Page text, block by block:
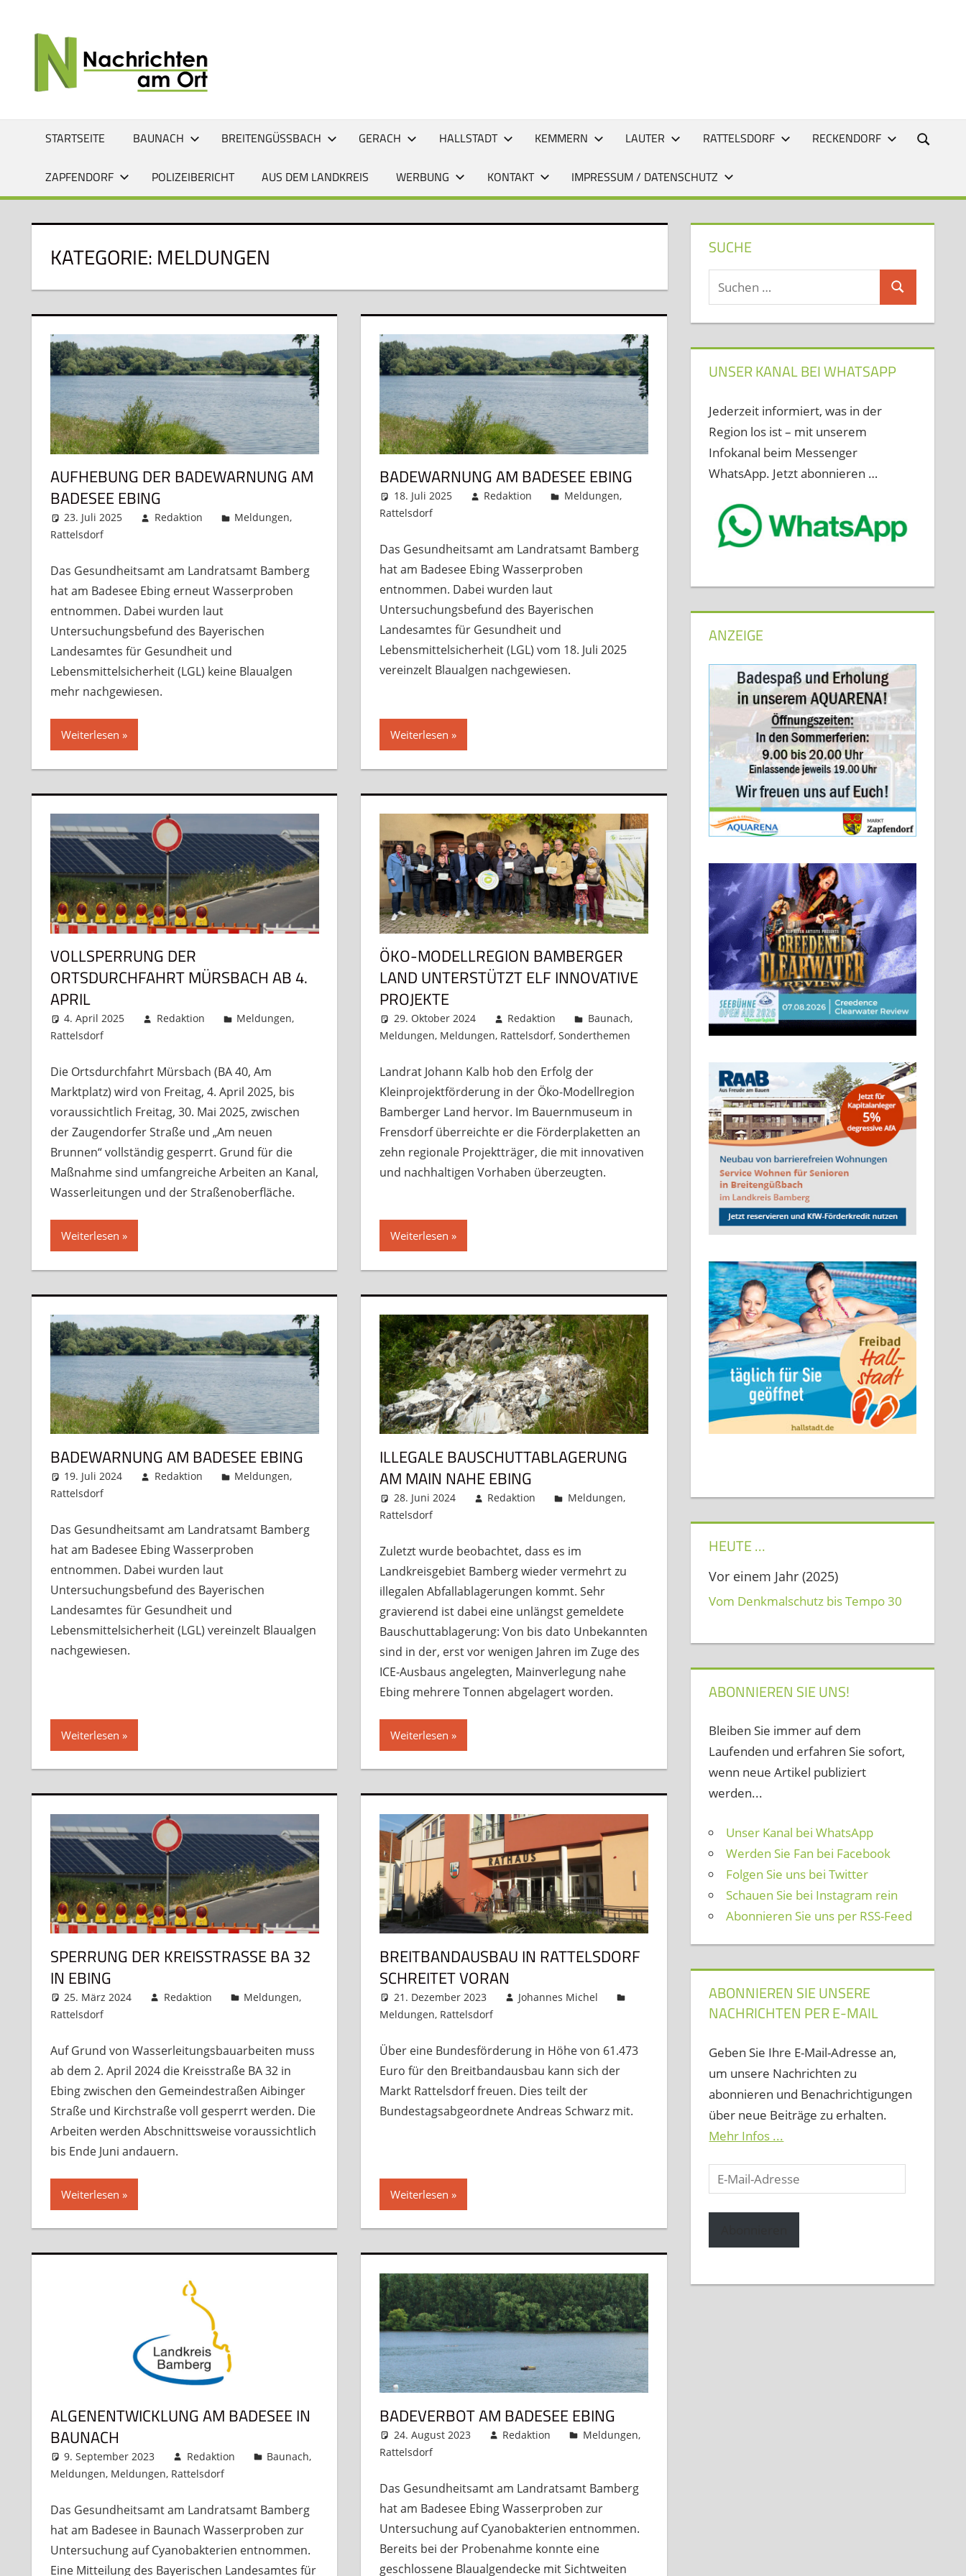
ORT
Lokale
News
Baunach,
Hallstadt,
Lauter,
Rattelsdorf,
Reckendorf
Zapfendorf
STARTSEITE BAUNACH BREITENGÜSSBACH GERACH HALLSTADT KEMMERN LAUTER RATTELSDORF RECKENDORF
ZAPFENDORF POLIZEIBERICHT AUS DEM LANDKREIS WERBUNG KONTAKT IMPRESSUM / DATENSCHUTZ
KATEGORIE: MELDUNGEN
AUFHEBUNG DER BADEWARNUNG AM
BADESEE EBING
23. Juli 2025 Redaktion Meldungen,
Rattelsdorf
Das Gesundheitsamt am Landratsamt Bamberg
hat am Badesee Ebing erneut Wasserproben
entnommen. Dabei wurden laut
Untersuchungsbefund des Bayerischen
Landesamtes für Gesundheit und
Lebensmittelsicherheit (LGL) keine Blaualgen
mehr nachgewiesen.
Weiterlesen
BADEWARNUNG AM BADESEE EBING
18. Juli 2025 Redaktion Meldungen,
Rattelsdorf
Das Gesundheitsamt am Landratsamt Bamberg
hat am Badesee Ebing Wasserproben
entnommen. Dabei wurden laut
Untersuchungsbefund des Bayerischen
Landesamtes für Gesundheit und
Lebensmittelsicherheit (LGL) vom 18. Juli 2025
vereinzelt Blaualgen nachgewiesen.
Weiterlesen
VOLLSPERRUNG DER
ORTSDURCHFAHRT MÜRSBACH AB 4.
APRIL
4. April 2025 Redaktion Meldungen,
Rattelsdorf
Die Ortsdurchfahrt Mürsbach (BA 40, Am
Marktplatz) wird von Freitag, 4. April 2025, bis
voraussichtlich Freitag, 30. Mai 2025, zwischen
der Zaugendorfer Straße und „Am neuen
Brunnen“ vollständig gesperrt. Grund für die
Maßnahme sind umfangreiche Arbeiten an Kanal,
Wasserleitungen und der Straßenoberfläche.
Weiterlesen
ÖKO-MODELLREGION BAMBERGER
LAND UNTERSTÜTZT ELF INNOVATIVE
PROJEKTE
29. Oktober 2024 Redaktion Baunach,
Meldungen, Meldungen, Rattelsdorf, Sonderthemen Kommentar hinterlassen
Landrat Johann Kalb hob den Erfolg der
Kleinprojektförderung in der Öko-Modellregion
Bamberger Land hervor. Im Bauernmuseum in
Frensdorf überreichte er die Förderplaketten an
zehn regionale Projektträger, die mit innovativen
und nachhaltigen Vorhaben überzeugten.
Weiterlesen
BADEWARNUNG AM BADESEE EBING
19. Juli 2024 Redaktion Meldungen,
Rattelsdorf
Das Gesundheitsamt am Landratsamt Bamberg
hat am Badesee Ebing Wasserproben
entnommen. Dabei wurden laut
Untersuchungsbefund des Bayerischen
Landesamtes für Gesundheit und
Lebensmittelsicherheit (LGL) vereinzelt Blaualgen
nachgewiesen.
Weiterlesen
ILLEGALE BAUSCHUTTABLAGERUNG
AM MAIN NAHE EBING
28. Juni 2024 Redaktion Meldungen,
Rattelsdorf
Zuletzt wurde beobachtet, dass es im
Landkreisgebiet Bamberg wieder vermehrt zu
illegalen Abfallablagerungen kommt. Sehr
gravierend ist dabei eine unlängst gemeldete
Bauschuttablagerung: Von bis dato Unbekannten
sind in der, erst vor wenigen Jahren im Zuge des
ICE-Ausbaus angelegten, Mainverlegung nahe
Ebing mehrere Tonnen abgelagert worden.
Weiterlesen
SPERRUNG DER KREISSTRASSE BA 32 I
N EBING
25. März 2024 Redaktion Meldungen,
Rattelsdorf
Auf Grund von Wasserleitungsbauarbeiten muss
ab dem 2. April 2024 die Kreisstraße BA 32 in
Ebing zwischen den Gemeindestraßen Aibinger
Straße und Kirchstraße voll gesperrt werden. Die
Arbeiten werden Abschnittsweise voraussichtlich
bis Ende Juni andauern.
Weiterlesen
BREITBANDAUSBAU IN RATTELSDORF
SCHREITET VORAN
21. Dezember 2023
Johannes Michel
Meldungen, Rattelsdorf
Über eine Bundesförderung in Höhe von 61.473
Euro für den Breitbandausbau kann sich der
Markt Rattelsdorf freuen. Dies teilt der
Bundestagsabgeordnete Andreas Schwarz mit.
Weiterlesen
ALGENENTWICKLUNG AM BADESEE IN
BAUNACH
9. September 2023 Redaktion Baunach,
Meldungen, Meldungen, Rattelsdorf
Das Gesundheitsamt am Landratsamt Bamberg
hat am Badesee in Baunach Wasserproben zur
Untersuchung auf Cyanobakterien entnommen.
Eine Mitteilung des Bayerischen Landesamtes für
BADEVERBOT AM BADESEE EBING
24. August 2023 Redaktion Meldungen,
Rattelsdorf
Das Gesundheitsamt am Landratsamt Bamberg
hat am Badesee Ebing Wasserproben zur
Untersuchung auf Cyanobakterien entnommen.
Bereits bei der Probenahme konnte eine
geschlossene Blaualgendecke mit Sichtweiten
SUCHE
Suchen
nach:
Suchen
UNSER KANAL BEI WHATSAPP
Jederzeit informiert, was in der
Region los ist – mit unserem
Infokanal beim Messenger
WhatsApp. Jetzt abonnieren …
ANZEIGE
HEUTE …
Vor einem Jahr (2025)
Vom Denkmalschutz bis Tempo 30
ABONNIEREN SIE UNS!
Bleiben Sie immer auf dem
Laufenden und erfahren Sie sofort,
wenn neue Artikel publiziert
werden...
Unser Kanal bei WhatsApp
Werden Sie Fan bei Facebook
Folgen Sie uns bei Twitter
Schauen Sie bei Instagram rein
Abonnieren Sie uns per RSS-Feed
ABONNIEREN SIE UNSERE
NACHRICHTEN PER E-MAIL
Geben Sie Ihre E-Mail-Adresse an,
um unsere Nachrichten zu
abonnieren und Benachrichtigungen
über neue Beiträge zu erhalten.
Mehr Infos ...
E-
Mail-
Adresse